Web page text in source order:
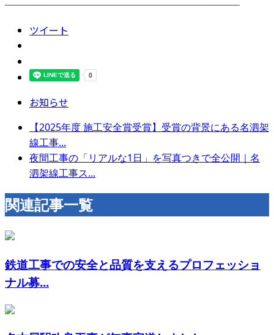
────────────────────────
ツイート
お知らせ
【2025年度 施工安全賞受賞】受賞の背景にある名泗架
線工事...
夜間工事の「リアルな1日」を写真つきで全公開｜名
泗架線工事ス...
関連記事一覧
鉄道工事での安全と品質を支えるプロフェッショ
ナル募...